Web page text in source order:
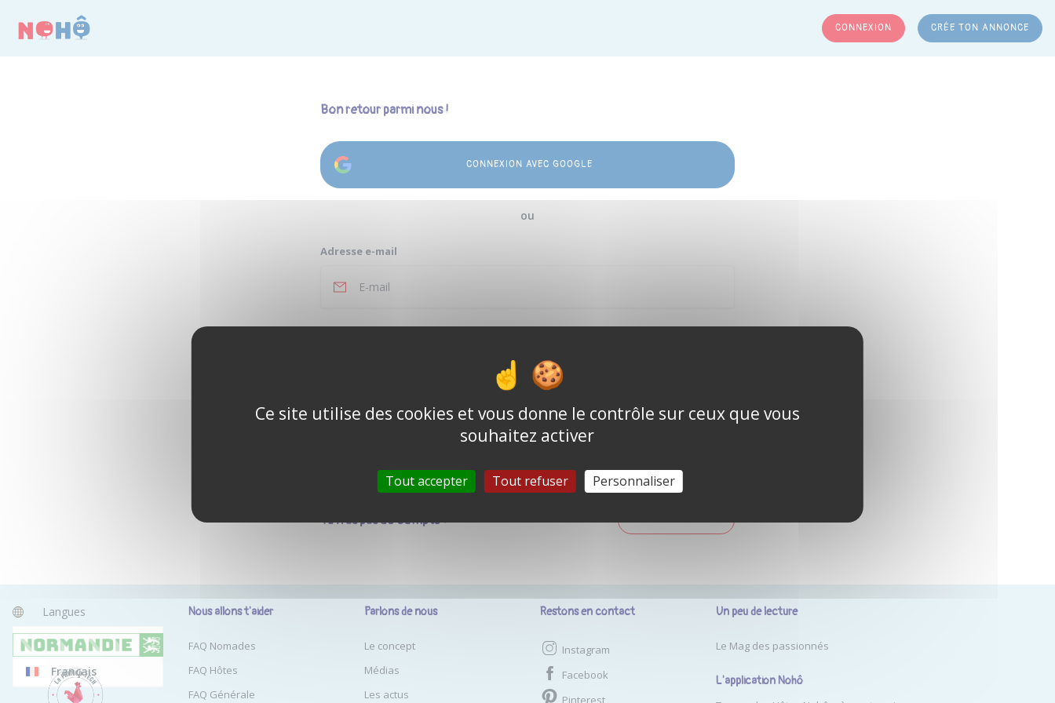
CONNEXION CRÉE TON ANNONCE
Bon retour parmi nous !
CONNEXION AVEC GOOGLE
ou
Adresse e-mail
CONNEXION
Tu n'as pas de compte ? CRÉER UN COMPTE
Langues
Anglais
Français
Nous allons t'aider
FAQ Nomades
FAQ Hôtes
FAQ Générale
Parlons de nous
Le concept
Médias
Les actus
Restons en contact
Instagram
Facebook
Pinterest
Un peu de lecture
Le Mag des passionnés
L'application Nohô
Ce site utilise des cookies et vous donne le contrôle sur ceux que vous
souhaitez activer
Tout accepter Tout refuser Personnaliser